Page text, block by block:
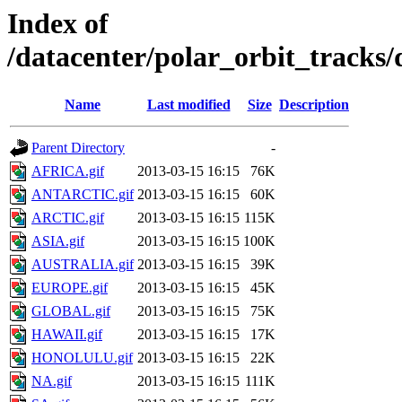
Index of
/datacenter/polar_orbit_tracks/
Name Last modified Size Description
Parent Directory
-
AFRICA.gif
2013-03-15 16:15
76K
ANTARCTIC.gif 2013-03-15 16:15
60K
ARCTIC.gif
2013-03-15 16:15 115K
ASIA.gif
2013-03-15 16:15 100K
AUSTRALIA.gif 2013-03-15 16:15
39K
EUROPE.gif
2013-03-15 16:15
45K
GLOBAL.gif
2013-03-15 16:15
75K
HAWAII.gif
2013-03-15 16:15
17K
HONOLULU.gif 2013-03-15 16:15
22K
NA.gif
2013-03-15 16:15 111K